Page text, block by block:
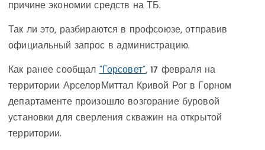
причине экономии средств на ТБ.
Так ли это, разбираются в профсоюзе, отправив
официальный запрос в администрацию.
Как ранее сообщал “Горсовет”, 17 февраля на
территории АрселорМиттал Кривой Рог в Горном
департаменте произошло возгорание буровой
установки для сверления скважин на открытой
территории.